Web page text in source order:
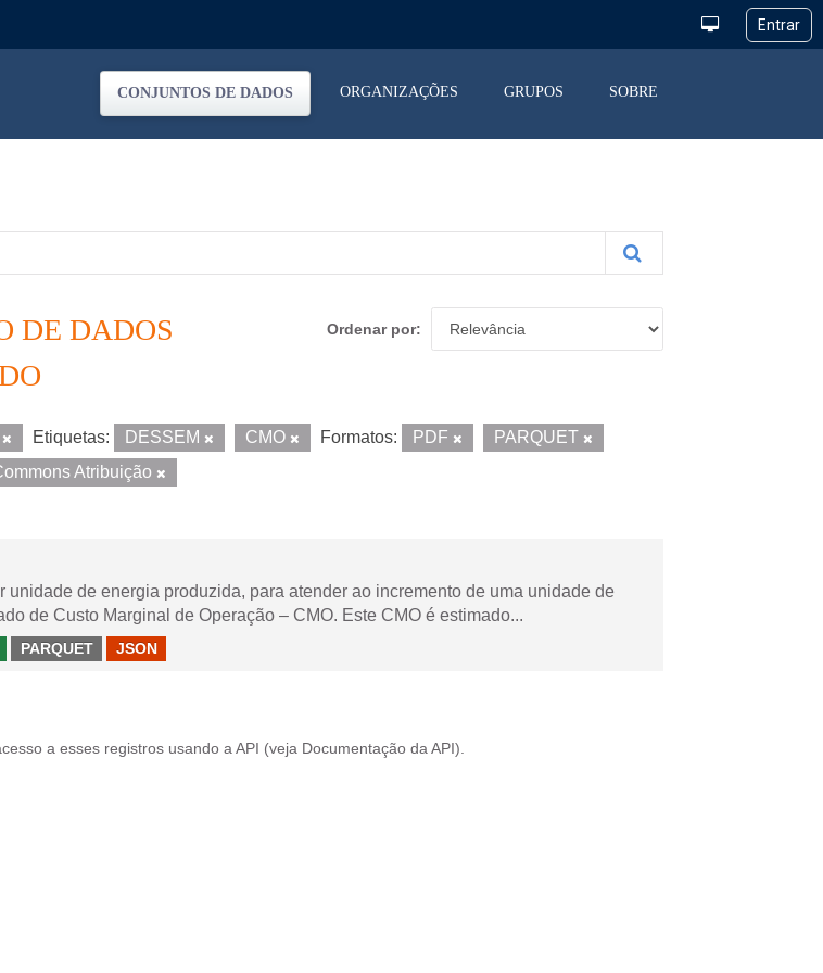
CONJUNTOS DE DADOS ORGANIZAÇÕES GRUPOS SOBRE
Ordenar por
DE DADOS
Etiquetas: DESSEM CMO Formatos: PDF
PARQUET
Atribuição
unidade de energia produzida, para atender ao incremento de uma unidade de
de Custo Marginal de Operação – CMO. Este CMO é estimado...
PARQUET JSON
a esses registros usando a API (veja Documentação da API ).